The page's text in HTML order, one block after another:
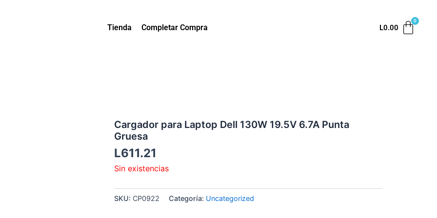
Tienda Completar Compra L0.00
Cargador para Laptop Dell 130W 19.5V 6.7A Punta
Gruesa
L611.21
Sin existencias
SKU: CP0922 Categoría: Uncategorized